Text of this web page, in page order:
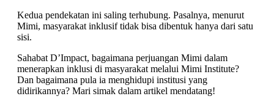
Kedua pendekatan ini saling terhubung. Pasalnya, menurut
Mimi, masyarakat inklusif tidak bisa dibentuk hanya dari satu
sisi.
Sahabat D’Impact, bagaimana perjuangan Mimi dalam
menerapkan inklusi di masyarakat melalui Mimi Institute?
Dan bagaimana pula ia menghidupi institusi yang
didirikannya? Mari simak dalam artikel mendatang!